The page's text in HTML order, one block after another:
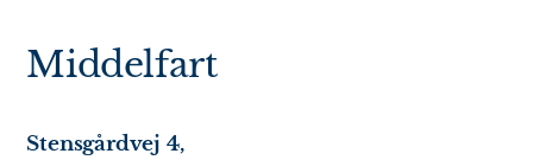
Middelfart
Stensgårdvej 4,